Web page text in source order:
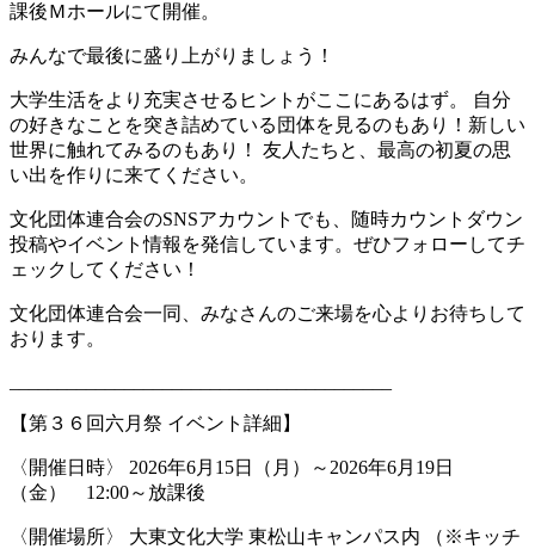
課後Ｍホールにて開催。
みんなで最後に盛り上がりましょう！
大学生活をより充実させるヒントがここにあるはず。 自分
の好きなことを突き詰めている団体を見るのもあり！新しい
世界に触れてみるのもあり！ 友人たちと、最高の初夏の思
い出を作りに来てください。
文化団体連合会のSNSアカウントでも、随時カウントダウン
投稿やイベント情報を発信しています。ぜひフォローしてチ
ェックしてください！
文化団体連合会一同、みなさんのご来場を心よりお待ちして
おります。
【第３６回六月祭 イベント詳細】
〈開催日時〉 2026年6月15日（月）～2026年6月19日
（金） 12:00～放課後
〈開催場所〉 大東文化大学 東松山キャンパス内 （※キッチ